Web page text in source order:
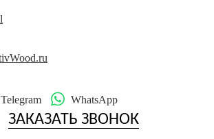
Telegram WhatsApp
ЗАКАЗАТЬ ЗВОНОК